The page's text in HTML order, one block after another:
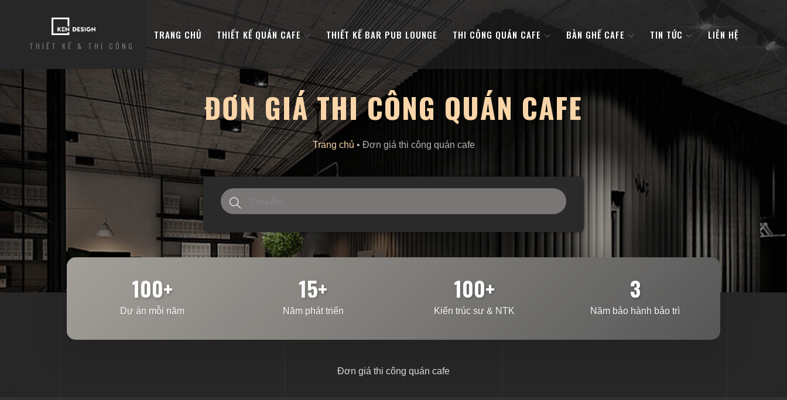
THIẾT KẾ & THI CÔNG
TRANG CHỦ THIẾT KẾ QUÁN CAFE THIẾT KẾ BAR PUB LOUNGE THI CÔNG QUÁN CAFE BÀN GHẾ CAFE TIN TỨC LIÊN HỆ
ĐƠN GIÁ THI CÔNG QUÁN CAFE
Trang chủ • Đơn giá thi công quán cafe
100+
Dự án mỗi năm
15+
Năm phát triển
100+
Kiến trúc sư & NTK
3
Năm bảo hành bảo trì
Đơn giá thi công quán cafe